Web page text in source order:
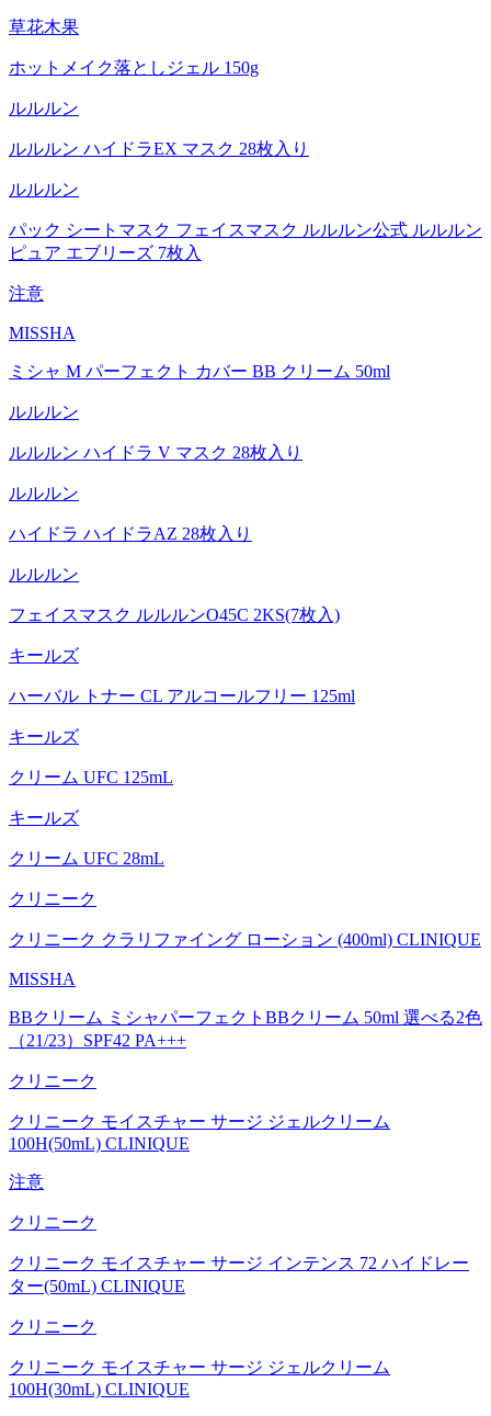
草花木果
ホットメイク落としジェル 150g
ルルルン
ルルルン ハイドラEX マスク 28枚入り
ルルルン
パック シートマスク フェイスマスク ルルルン公式 ルルルン
ピュア エブリーズ 7枚入
注意
MISSHA
ミシャ M パーフェクト カバー BB クリーム 50ml
ルルルン
ルルルン ハイドラ V マスク 28枚入り
ルルルン
ハイドラ ハイドラAZ 28枚入り
ルルルン
フェイスマスク ルルルンO45C 2KS(7枚入)
キールズ
ハーバル トナー CL アルコールフリー 125ml
キールズ
クリーム UFC 125mL
キールズ
クリーム UFC 28mL
クリニーク
クリニーク クラリファイング ローション (400ml) CLINIQUE
MISSHA
BBクリーム ミシャパーフェクトBBクリーム 50ml 選べる2色
（21/23）SPF42 PA+++
クリニーク
クリニーク モイスチャー サージ ジェルクリーム
100H(50mL) CLINIQUE
注意
クリニーク
クリニーク モイスチャー サージ インテンス 72 ハイドレー
ター(50mL) CLINIQUE
クリニーク
クリニーク モイスチャー サージ ジェルクリーム
100H(30mL) CLINIQUE